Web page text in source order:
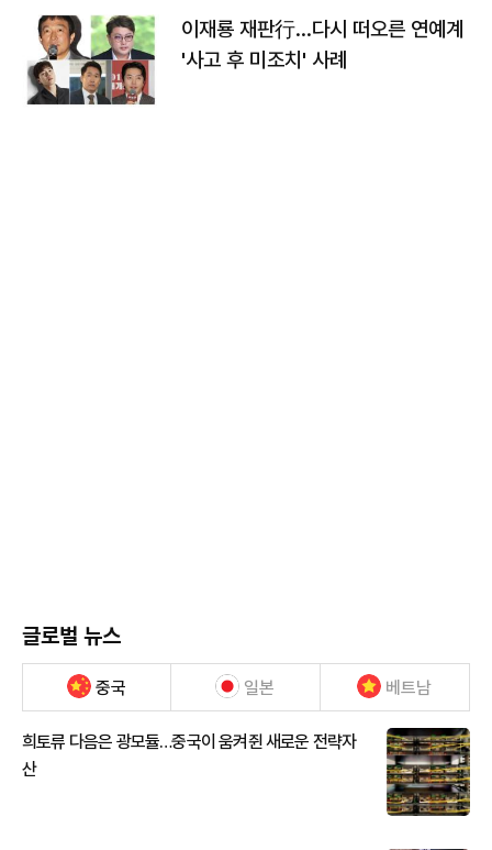
이재룡 재판行…다시 떠오른 연예계
'사고 후 미조치' 사례
글로벌 뉴스
중국 일본 베트남
희토류 다음은 광모듈…중국이 움켜쥔 새로운 전략자
산